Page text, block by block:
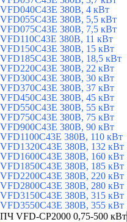
VFD040C43E 380В, 4 кВт
VFD055C43E 380В, 5,5 кВт
VFD075C43E 380В, 7,5 кВт
VFD110C43E 380В, 11 кВт
VFD150C43E 380В, 15 кВт
VFD185C43E 380В, 18,5 кВт
VFD220C43E 380В, 22 кВт
VFD300C43E 380В, 30 кВт
VFD370C43E 380В, 37 кВт
VFD450C43E 380В, 45 кВт
VFD550C43E 380В, 55 кВт
VFD750C43E 380В, 75 кВт
VFD900C43E 380В, 90 кВт
VFD1100C43E 380В, 110 кВт
VFD1320C43E 380В, 132 кВт
VFD1600C43E 380В, 160 кВт
VFD1850C43E 380В, 185 кВт
VFD2200C43E 380В, 220 кВт
VFD2800C43E 380В, 280 кВт
VFD3150C43E 380В, 315 кВт
VFD3550C43E 380В, 355 кВт
ПЧ VFD-CP2000 0,75-500 кВт